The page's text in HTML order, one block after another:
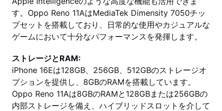
す。Oppo Reno 11AはMediaTek Dimensity 7050チッ
プセットを搭載しており、日常的な使用やカジュアルな
ゲームにおいて十分なパフォーマンスを発揮します。
ストレージとRAM:
iPhone 16Eは128GB、256GB、512GBのストレージオ
プションを提供し、8GBのRAMを搭載しています。
Oppo Reno 11Aは8GBのRAMと128GBまたは256GBの
内部ストレージを備え、ハイブリッドスロットを介して